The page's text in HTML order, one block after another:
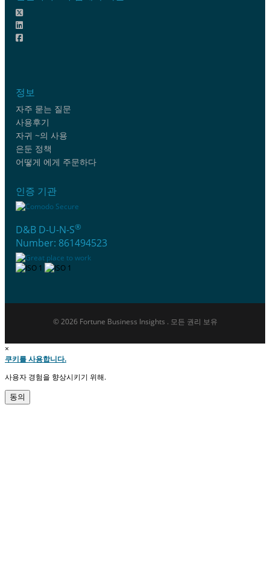
정보
자주 묻는 질문
사용후기
자귀 ~의 사용
은둔 정책
어떻게 에게 주문하다
인증 기관
D&B D-U-N-S®
Number: 861494523
© 2026 Fortune Business Insights . 모든 권리 보유
×
쿠키를 사용합니다.
사용자 경험을 향상시키기 위해.
동의